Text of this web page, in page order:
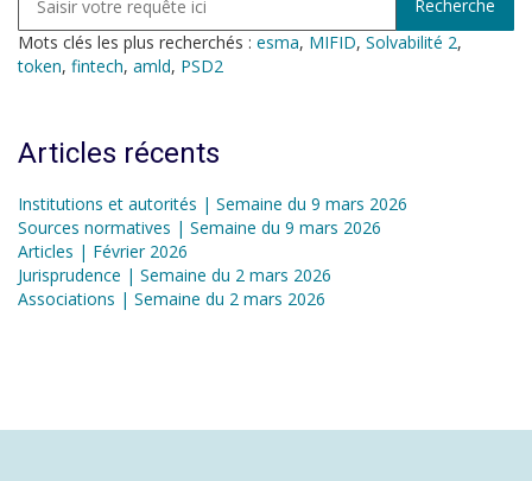
Mots clés les plus recherchés : esma, MIFID, Solvabilité 2,
token, fintech, amld, PSD2
Articles récents
Institutions et autorités | Semaine du 9 mars 2026
Sources normatives | Semaine du 9 mars 2026
Articles | Février 2026
Jurisprudence | Semaine du 2 mars 2026
Associations | Semaine du 2 mars 2026